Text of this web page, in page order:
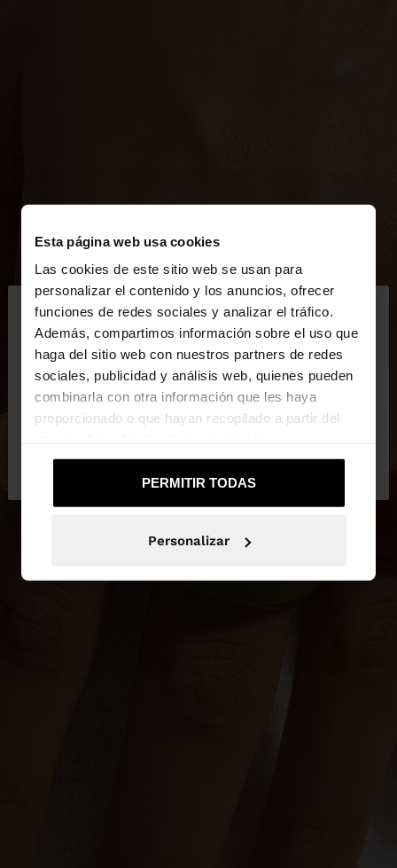
Esta página web usa cookies
Las cookies de este sitio web se usan para
personalizar el contenido y los anuncios, ofrecer
funciones de redes sociales y analizar el tráfico.
Además, compartimos información sobre el uso que
haga del sitio web con nuestros partners de redes
sociales, publicidad y análisis web, quienes pueden
combinarla con otra información que les haya
proporcionado o que hayan recopilado a partir del
PERMITIR TODAS
Personalizar
hola
Estás accediendo a la web de España. ¿Quieres ir a
la web de United States?